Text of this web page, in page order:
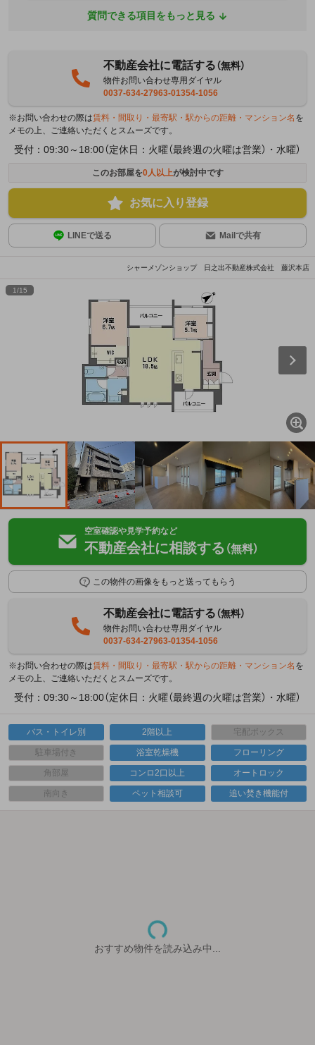
質問できる項目をもっと見る
不動産会社に電話する（無料）
物件お問い合わせ専用ダイヤル
0037-634-27963-01354-1056
※お問い合わせの際は賃料・間取り・最寄駅・駅からの距離・マンション名 を
メモの上、ご連絡いただくとスムーズです。
受付：09:30～18:00（定休日：火曜（最終週の火曜は営業）・水曜）
このお部屋を0人以上が検討中です
お気に入り登録
LINEで送る Mailで共有
シャーメゾンショップ 日之出不動産株式会社 藤沢本店
1/15
空室確認や見学予約など
不動産会社に相談する （無料）
この物件の画像をもっと送ってもらう
不動産会社に電話する（無料）
物件お問い合わせ専用ダイヤル
0037-634-27963-01354-1056
※お問い合わせの際は賃料・間取り・最寄駅・駅からの距離・マンション名 を
メモの上、ご連絡いただくとスムーズです。
受付：09:30～18:00（定休日：火曜（最終週の火曜は営業）・水曜）
バス・トイレ別 2階以上 宅配ボックス
駐車場付き 浴室乾燥機 フローリング
角部屋 コンロ2口以上 オートロック
南向き ペット相談可 追い焚き機能付
おすすめ物件を読み込み中...